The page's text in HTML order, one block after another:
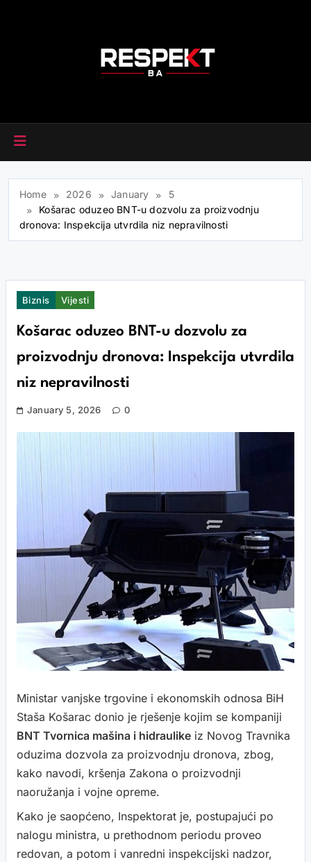
Home 2026 January
5
Košarac oduzeo BNT-u dozvolu za proizvodnju
dronova: Inspekcija utvrdila niz nepravilnosti
Biznis Vijesti
Košarac oduzeo BNT-u dozvolu za
proizvodnju dronova: Inspekcija utvrdila
niz nepravilnosti
January 5, 2026 0
Ministar vanjske trgovine i ekonomskih odnosa BiH
Staša Košarac donio je rješenje kojim se kompaniji
BNT Tvornica mašina i hidraulike iz Novog Travnika
oduzima dozvola za proizvodnju dronova, zbog,
kako navodi, kršenja Zakona o proizvodnji
naoružanja i vojne opreme.
Kako je saopćeno, Inspektorat je, postupajući po
nalogu ministra, u prethodnom periodu proveo
redovan, a potom i vanredni inspekcijski nadzor,